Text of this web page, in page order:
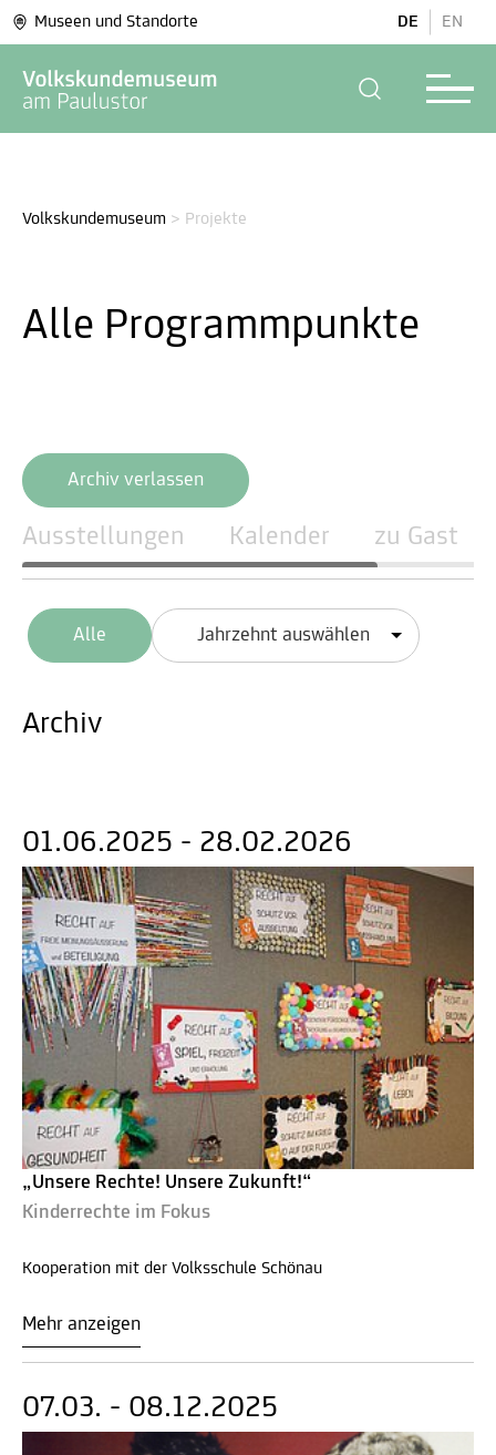
Museen und Standorte DE EN
Volkskundemuseum > Projekte
Alle Programm­punkte
Ausstellungen Kalender zu Gast
Archiv verlassen
Alle Jahrzehnt auswählen
Archiv
01.06.2025 - 28.02.2026
„Unsere Rechte! Unsere Zukunft!“
Kinderrechte im Fokus
Kooperation mit der Volksschule Schönau
Mehr anzeigen
07.03. - 08.12.2025